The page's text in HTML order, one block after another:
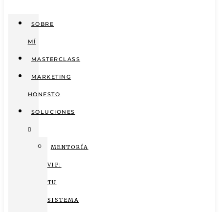
SOBRE
MÍ
MASTERCLASS
MARKETING
HONESTO
SOLUCIONES
MENTORÍA
VIP:
TU
SISTEMA